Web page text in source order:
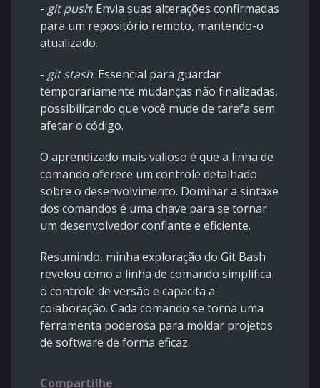
- git push: Envia suas alterações confirmadas
para um repositório remoto, mantendo-o
atualizado.
- git stash: Essencial para guardar
temporariamente mudanças não finalizadas,
possibilitando que você mude de tarefa sem
afetar o código.
O aprendizado mais valioso é que a linha de
comando oferece um controle detalhado
sobre o desenvolvimento. Dominar a sintaxe
dos comandos é uma chave para se tornar
um desenvolvedor confiante e eficiente.
Resumindo, minha exploração do Git Bash
revelou como a linha de comando simplifica
o controle de versão e capacita a
colaboração. Cada comando se torna uma
ferramenta poderosa para moldar projetos
de software de forma eficaz.
Compartilhe